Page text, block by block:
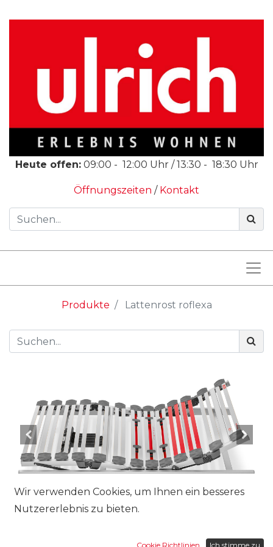
Heute offen: 09:00 - 12:00 Uhr /13:30 - 18:30 Uhr
Öffnungszeiten / Kontakt
Produkte Lattenrost roflexa
Wir verwenden Cookies, um Ihnen ein besseres
Nutzererlebnis zu bieten.
Cookie Richtlinien Ich stimme zu